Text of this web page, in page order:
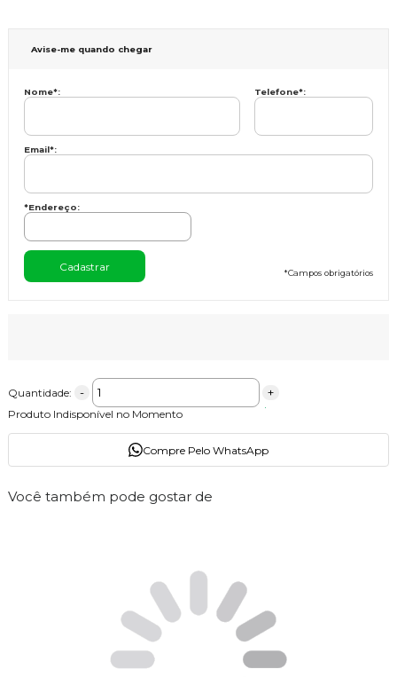
Avise-me quando chegar
Nome*: Telefone*:
Email*:
*Endereço:
*Campos obrigatórios
Quantidade: - +
Produto Indisponível no Momento
Compre Pelo WhatsApp
Você também pode gostar de